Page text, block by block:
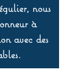
nous
à
avec des